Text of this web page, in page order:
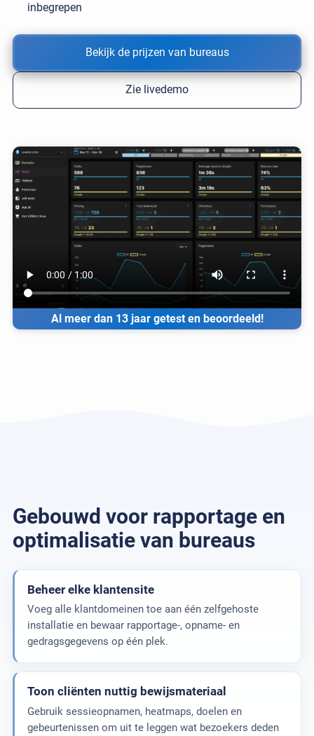
inbegrepen
Bekijk de prijzen van bureaus
Zie livedemo
Al meer dan 13 jaar getest en beoordeeld!
Gebouwd voor rapportage en
optimalisatie van bureaus
Beheer elke klantensite
Voeg alle klantdomeinen toe aan één zelfgehoste
installatie en bewaar rapportage-, opname- en
gedragsgegevens op één plek.
Toon cliënten nuttig bewijsmateriaal
Gebruik sessieopnamen, heatmaps, doelen en
gebeurtenissen om uit te leggen wat bezoekers deden